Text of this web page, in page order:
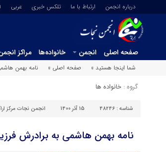
درباره انجمن ارتباط با ما تلکس خبری عربي
صفحه اصلی انجمن خانواده‌ها مراکز
شما اینجا هستید »
صفحه اصلی » نامه بهمن
گروه : خانواده ها
شناسه : 48246 15 آذر 1400 انجمن نجات مرکز
نامه بهمن هاشمی به برادرش